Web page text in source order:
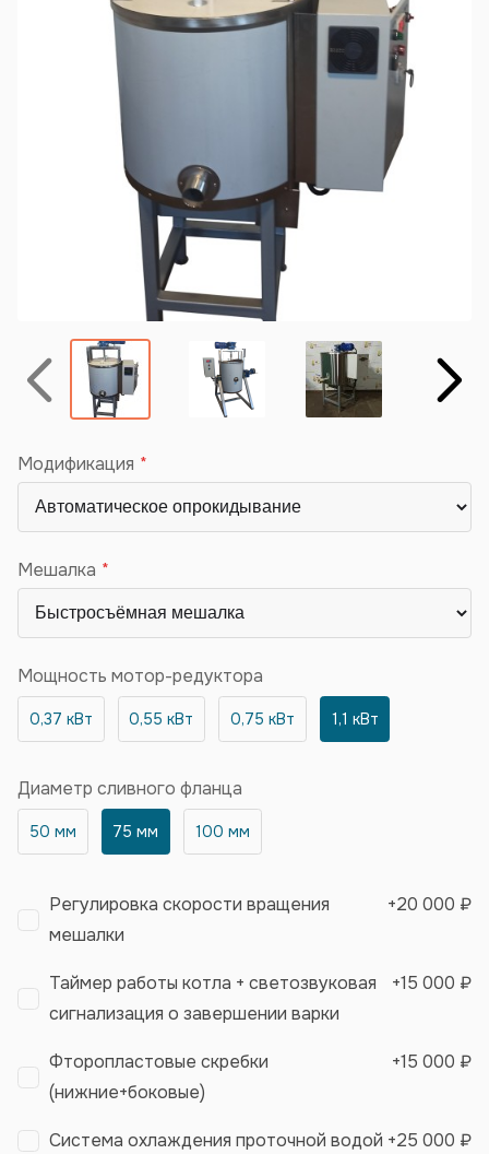
Назад Вперёд
Модификация
Мешалка
Мощность мотор-редуктора
0,37 кВт 0,55 кВт 0,75 кВт 1,1 кВт
Диаметр сливного фланца
50 мм 75 мм 100 мм
Регулировка скорости вращения
мешалки
+20 000 ₽
Таймер работы котла + светозвуковая
сигнализация о завершении варки
+15 000 ₽
Фторопластовые скребки
(нижние+боковые)
+15 000 ₽
Система охлаждения проточной водой +25 000 ₽